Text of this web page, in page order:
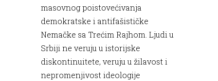
masovnog poistovećivanja
demokratske i antifašističke
Nemačke sa Trećim Rajhom. Ljudi u
Srbiji ne veruju u istorijske
diskontinuitete, veruju u žilavost i
nepromenjivost ideologije